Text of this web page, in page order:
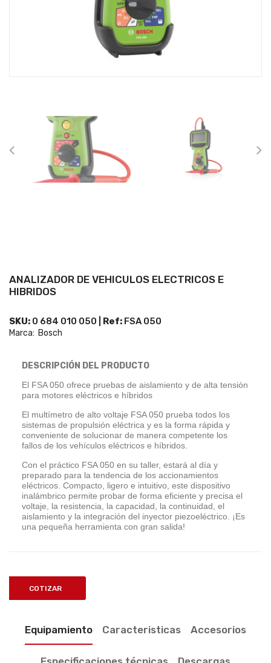
ANALIZADOR DE VEHICULOS ELECTRICOS E
HIBRIDOS
SKU: 0 684 010 050 | Ref: FSA 050
Marca: Bosch
DESCRIPCIÓN DEL PRODUCTO
El FSA 050 ofrece pruebas de aislamiento y de alta tensión
para motores eléctricos e híbridos
El multímetro de alto voltaje FSA 050 prueba todos los
sistemas de propulsión eléctrica y es la forma rápida y
conveniente de solucionar de manera competente los
fallos de los vehículos eléctricos e híbridos.
Con el práctico FSA 050 en su taller, estará al día y
preparado para la tendencia de los accionamientos
eléctricos. Compacto, ligero e intuitivo, este dispositivo
inalámbrico permite probar de forma eficiente y precisa el
voltaje, la resistencia, la capacidad, la continuidad, el
aislamiento y la integración del inyector piezoeléctrico. ¡Es
una pequeña herramienta con gran salida!
COTIZAR
Equipamiento Caracteristicas Accesorios